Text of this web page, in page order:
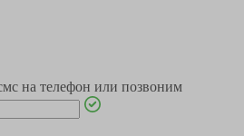
на телефон или позвоним